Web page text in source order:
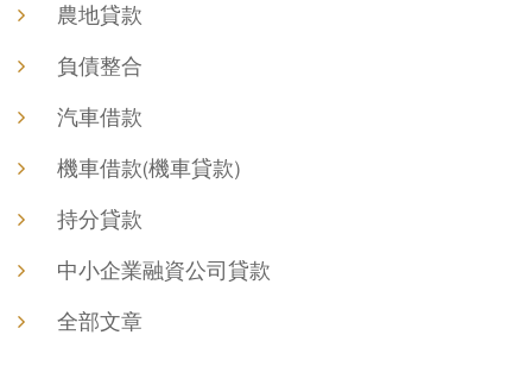
農地貸款
負債整合
汽車借款
機車借款(機車貸款)
持分貸款
中小企業融資公司貸款
全部文章